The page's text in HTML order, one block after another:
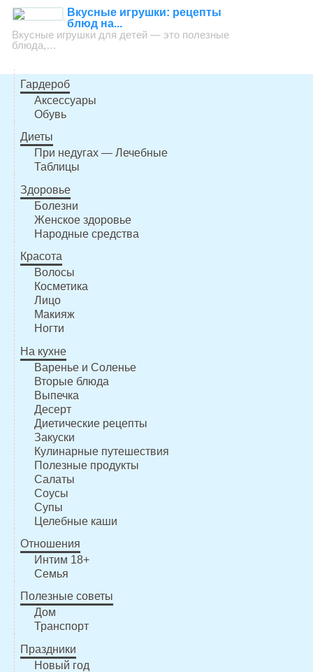
Вкусные игрушки: рецепты
блюд на...
Вкусные игрушки для детей — это полезные
блюда,…
Гардероб
Аксессуары
Обувь
Диеты
При недугах — Лечебные
Таблицы
Здоровье
Болезни
Женское здоровье
Народные средства
Красота
Волосы
Косметика
Лицо
Макияж
Ногти
На кухне
Варенье и Соленье
Вторые блюда
Выпечка
Десерт
Диетические рецепты
Закуски
Кулинарные путешествия
Полезные продукты
Салаты
Соусы
Супы
Целебные каши
Отношения
Интим 18+
Семья
Полезные советы
Дом
Транспорт
Праздники
Новый год